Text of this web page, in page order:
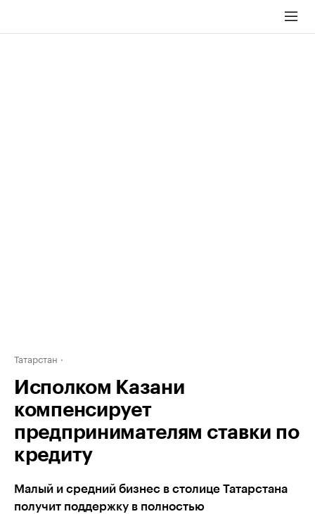
Татарстан
Исполком Казани
компенсирует
предпринимателям ставки по
кредиту
Малый и средний бизнес в столице Татарстана
получит поддержку в полностью